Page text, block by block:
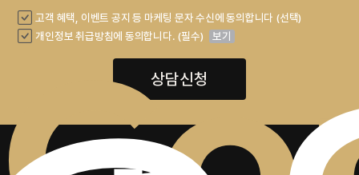
고객 혜택, 이벤트 공지 등 마케팅 문자 수신에 동의합니다 (선택)
개인정보 취급방침에 동의합니다. (필수)
보기
상담신청